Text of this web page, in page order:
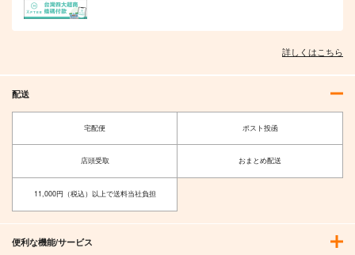
詳しくはこちら
配送
宅配便 ポスト投函
店頭受取 おまとめ配送
11,000円（税込）以上で送料当社負担
便利な機能/サービス